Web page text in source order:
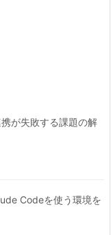
が失敗する課題の解
Codeを使う環境を